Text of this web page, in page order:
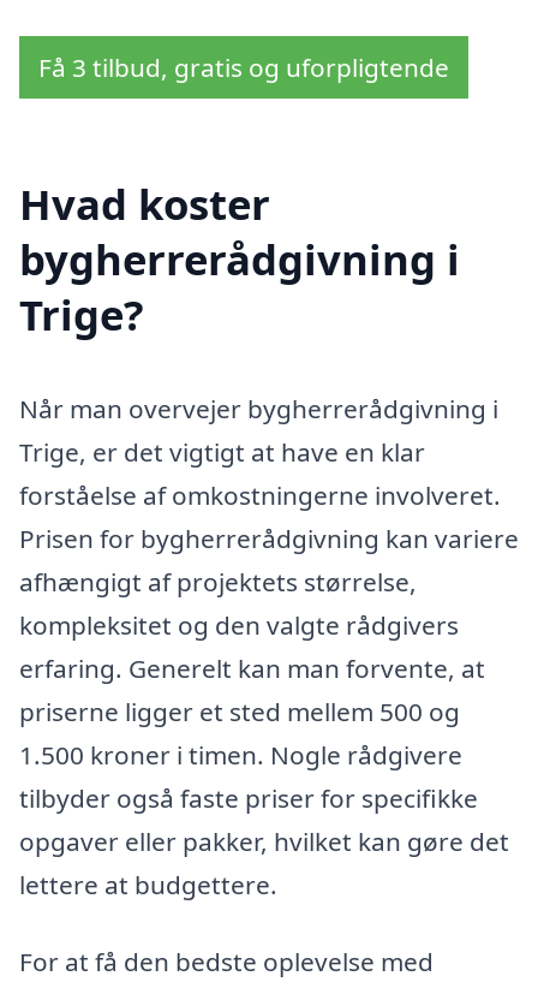
Få 3 tilbud, gratis og uforpligtende
Hvad koster
bygherrerådgivning i
Trige?
Når man overvejer bygherrerådgivning i
Trige, er det vigtigt at have en klar
forståelse af omkostningerne involveret.
Prisen for bygherrerådgivning kan variere
afhængigt af projektets størrelse,
kompleksitet og den valgte rådgivers
erfaring. Generelt kan man forvente, at
priserne ligger et sted mellem 500 og
1.500 kroner i timen. Nogle rådgivere
tilbyder også faste priser for specifikke
opgaver eller pakker, hvilket kan gøre det
lettere at budgettere.
For at få den bedste oplevelse med